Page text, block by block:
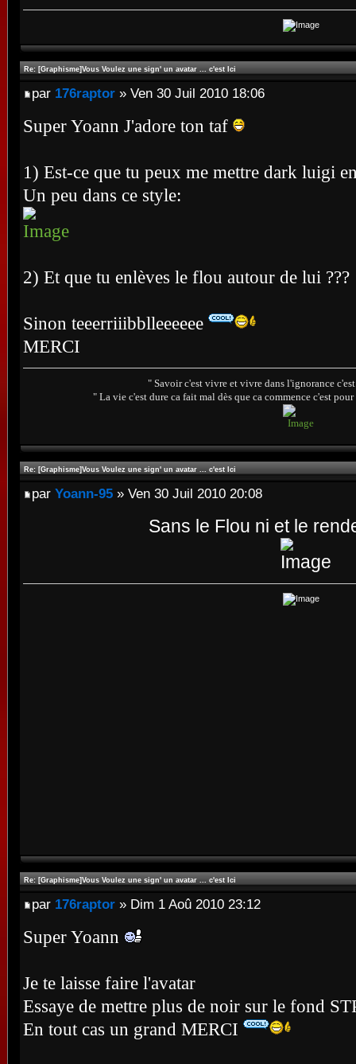
Re: [Graphisme]Vous Voulez une sign' un avatar ... c'est Ici
par 176raptor » Ven 30 Juil 2010 18:06
Super Yoann J'adore ton taf
1) Est-ce que tu peux me mettre dark luigi
Un peu dans ce style:
2) Et que tu enlèves le flou autour de lui ???
Sinon teeerriiibblleeeeee
MERCI
" Savoir c'est vivre et vivre dans l'ignorance
" La vie c'est dure ca fait mal dès que ca commence c'est
Re: [Graphisme]Vous Voulez une sign' un avatar ... c'est Ici
par Yoann-95 » Ven 30 Juil 2010 20:08
Sans le Flou ni et le
Re: [Graphisme]Vous Voulez une sign' un avatar ... c'est Ici
par 176raptor » Dim 1 Aoû 2010 23:12
Super Yoann
Je te laisse faire l'avatar
Essaye de mettre plus de noir sur le fond
En tout cas un grand MERCI